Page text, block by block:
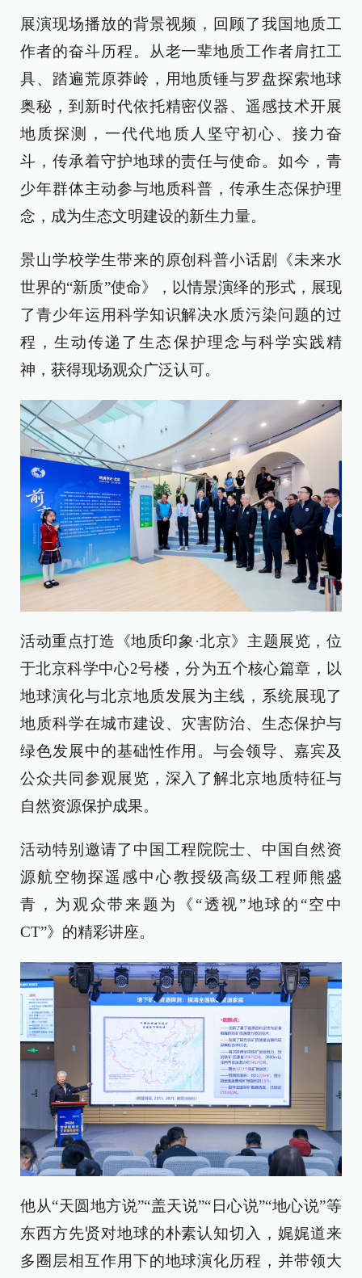
展演现场播放的背景视频，回顾了我国地质工
作者的奋斗历程。从老一辈地质工作者肩扛工
具、踏遍荒原莽岭，用地质锤与罗盘探索地球
奥秘，到新时代依托精密仪器、遥感技术开展
地质探测，一代代地质人坚守初心、接力奋
斗，传承着守护地球的责任与使命。如今，青
少年群体主动参与地质科普，传承生态保护理
念，成为生态文明建设的新生力量。
景山学校学生带来的原创科普小话剧《未来水
世界的“新质”使命》，以情景演绎的形式，展现
了青少年运用科学知识解决水质污染问题的过
程，生动传递了生态保护理念与科学实践精
神，获得现场观众广泛认可。
活动重点打造《地质印象·北京》主题展览，位
于北京科学中心2号楼，分为五个核心篇章，以
地球演化与北京地质发展为主线，系统展现了
地质科学在城市建设、灾害防治、生态保护与
绿色发展中的基础性作用。与会领导、嘉宾及
公众共同参观展览，深入了解北京地质特征与
自然资源保护成果。
活动特别邀请了中国工程院院士、中国自然资
源航空物探遥感中心教授级高级工程师熊盛
青，为观众带来题为《“透视”地球的“空中
CT”》的精彩讲座。
他从“天圆地方说”“盖天说”“日心说”“地心说”等
东西方先贤对地球的朴素认知切入，娓娓道来
多圈层相互作用下的地球演化历程，并带领大